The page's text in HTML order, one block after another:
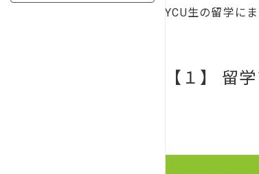
YCU生の留学に
【１】 留